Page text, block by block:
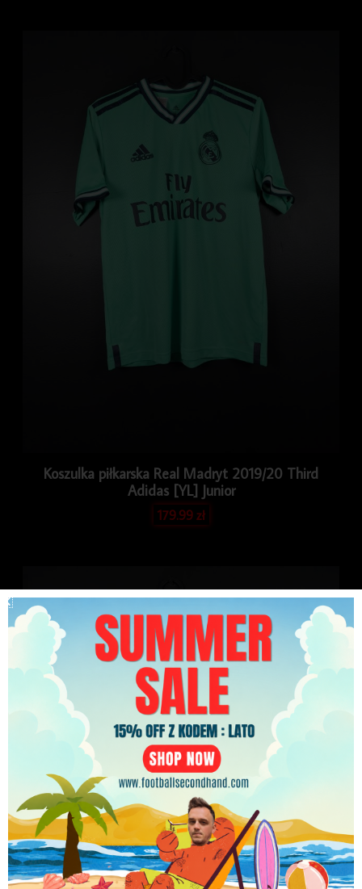
Koszulka piłkarska Real Madryt 2019/20 Third
Adidas [YL] Junior
179.99zł